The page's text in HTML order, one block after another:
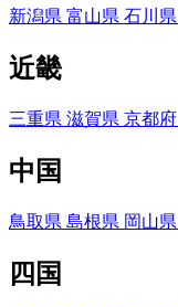
新潟県 富山県 石川県
近畿
三重県 滋賀県 京都府
中国
鳥取県 島根県 岡山県
四国